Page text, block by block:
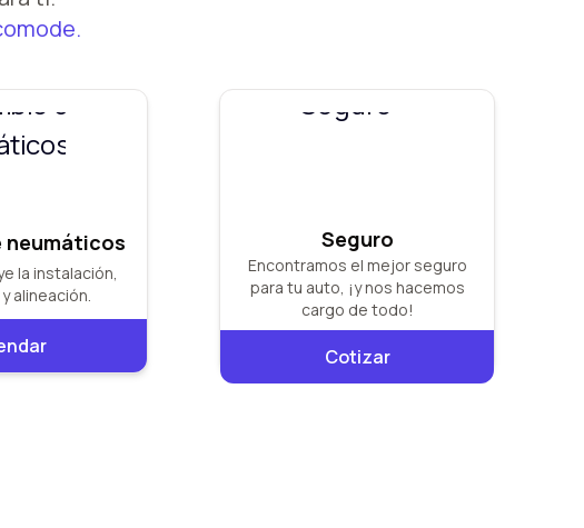
neumáticos
la instalación,
alineación.
Seguro
Encontramos el mejor seguro
para tu auto, ¡y nos hacemos
cargo de todo!
Cotizar